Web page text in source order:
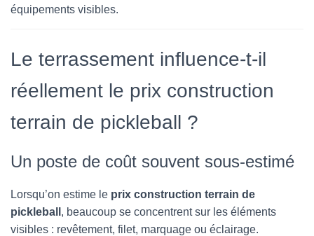
équipements visibles.
Le terrassement influence-t-il
réellement le prix construction
terrain de pickleball ?
Un poste de coût souvent sous-estimé
Lorsqu’on estime le prix construction terrain de
pickleball , beaucoup se concentrent sur les éléments
visibles : revêtement, filet, marquage ou éclairage.